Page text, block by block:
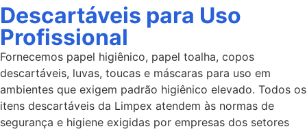
Descartáveis para Uso
Profissional
Fornecemos papel higiênico, papel toalha, copos
descartáveis, luvas, toucas e máscaras para uso em
ambientes que exigem padrão higiênico elevado. Todos os
itens descartáveis da Limpex atendem às normas de
segurança e higiene exigidas por empresas dos setores